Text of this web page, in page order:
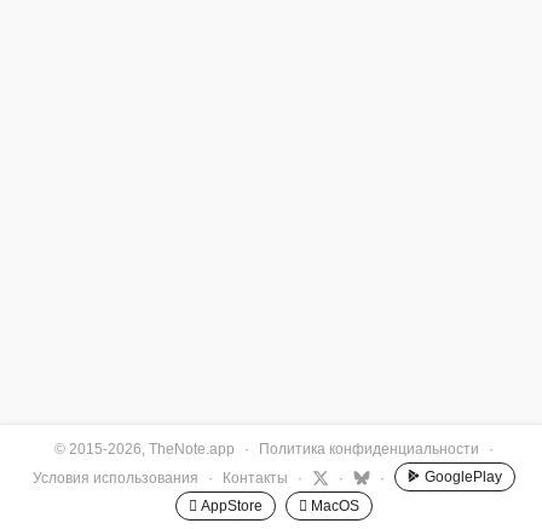
© 2015-2026, TheNote.app · Политика конфиденциальности
·
Условия использования
· Контакты · · ·
GooglePlay
 AppStore
 MacOS